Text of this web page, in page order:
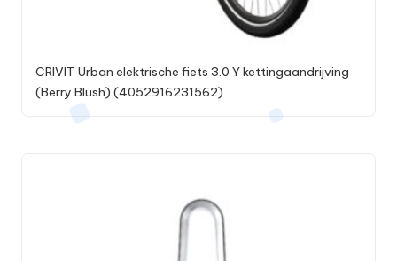
CRIVIT Urban elektrische fiets 3.0 Y kettingaandrijving
(Berry Blush) (4052916231562)